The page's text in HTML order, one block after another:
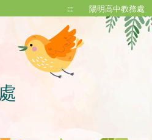
::: 陽明高中教務處